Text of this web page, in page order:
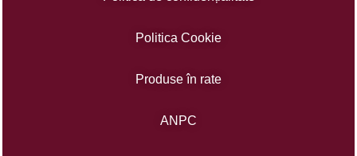
Politica Cookie
Produse în rate
ANPC